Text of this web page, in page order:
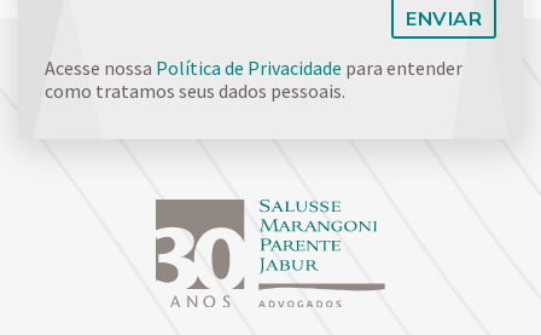
Acesse nossa Política de Privacidade para entender
como tratamos seus dados pessoais.